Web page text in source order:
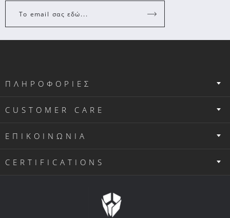
Το email σας εδώ...
ΠΛΗΡΟΦΟΡΙΕΣ
CUSTOMER CARE
ΕΠΙΚΟΙΝΩΝΙΑ
CERTIFICATIONS